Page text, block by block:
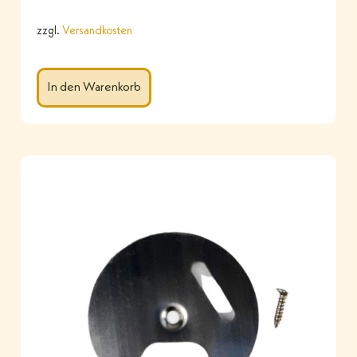
zzgl. Versandkosten
In den Warenkorb